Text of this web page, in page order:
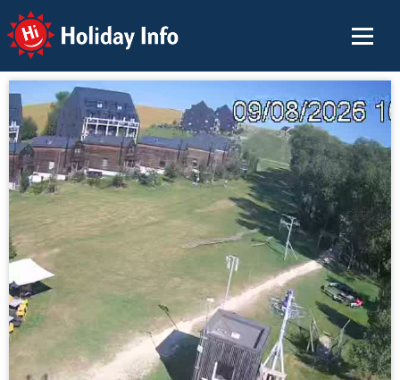
Holiday Info